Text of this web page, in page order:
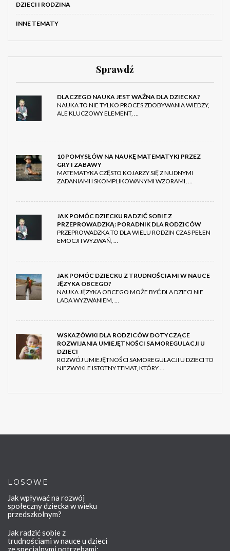
DZIECI I RODZINA
INNE TEMATY
Sprawdź
DLACZEGO NAUKA JEST WAŻNA DLA DZIECKA?
NAUKA TO NIE TYLKO PROCES ZDOBYWANIA WIEDZY,
ALE KLUCZOWY ELEMENT, …
10 POMYSŁÓW NA NAUKĘ MATEMATYKI PRZEZ
GRY I ZABAWY
MATEMATYKA CZĘSTO KOJARZY SIĘ Z NUDNYMI
ZADANIAMI I SKOMPLIKOWANYMI WZORAMI, …
JAK POMÓC DZIECKU RADZIĆ SOBIE Z
PRZEPROWADZKĄ: PORADNIK DLA RODZICÓW
PRZEPROWADZKA TO DLA WIELU RODZIN CZAS PEŁEN
EMOCJI I WYZWAŃ, …
JAK POMÓC DZIECKU Z TRUDNOŚCIAMI W NAUCE
JĘZYKA OBCEGO?
NAUKA JĘZYKA OBCEGO MOŻE BYĆ DLA DZIECI NIE
LADA WYZWANIEM, …
WSKAZÓWKI DLA RODZICÓW DOTYCZĄCE
ROZWIJANIA UMIEJĘTNOŚCI SAMOREGULACJI U
DZIECI
ROZWÓJ UMIEJĘTNOŚCI SAMOREGULACJI U DZIECI TO
NIEZWYKLE ISTOTNY TEMAT, KTÓRY …
LOSOWE
Jak wpływać na rozwój
społeczny dziecka w wieku
przedszkolnym?
Jak radzić sobie z
trudnościami w nauce u dzieci
ze specjalnymi potrzebami: